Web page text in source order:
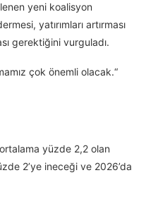
yeni koalisyon
yatırımları artırması
gerektiğini vurguladı.
çok önemli olacak.“
yüzde 2,2 olan
2’ye ineceği ve 2026’da